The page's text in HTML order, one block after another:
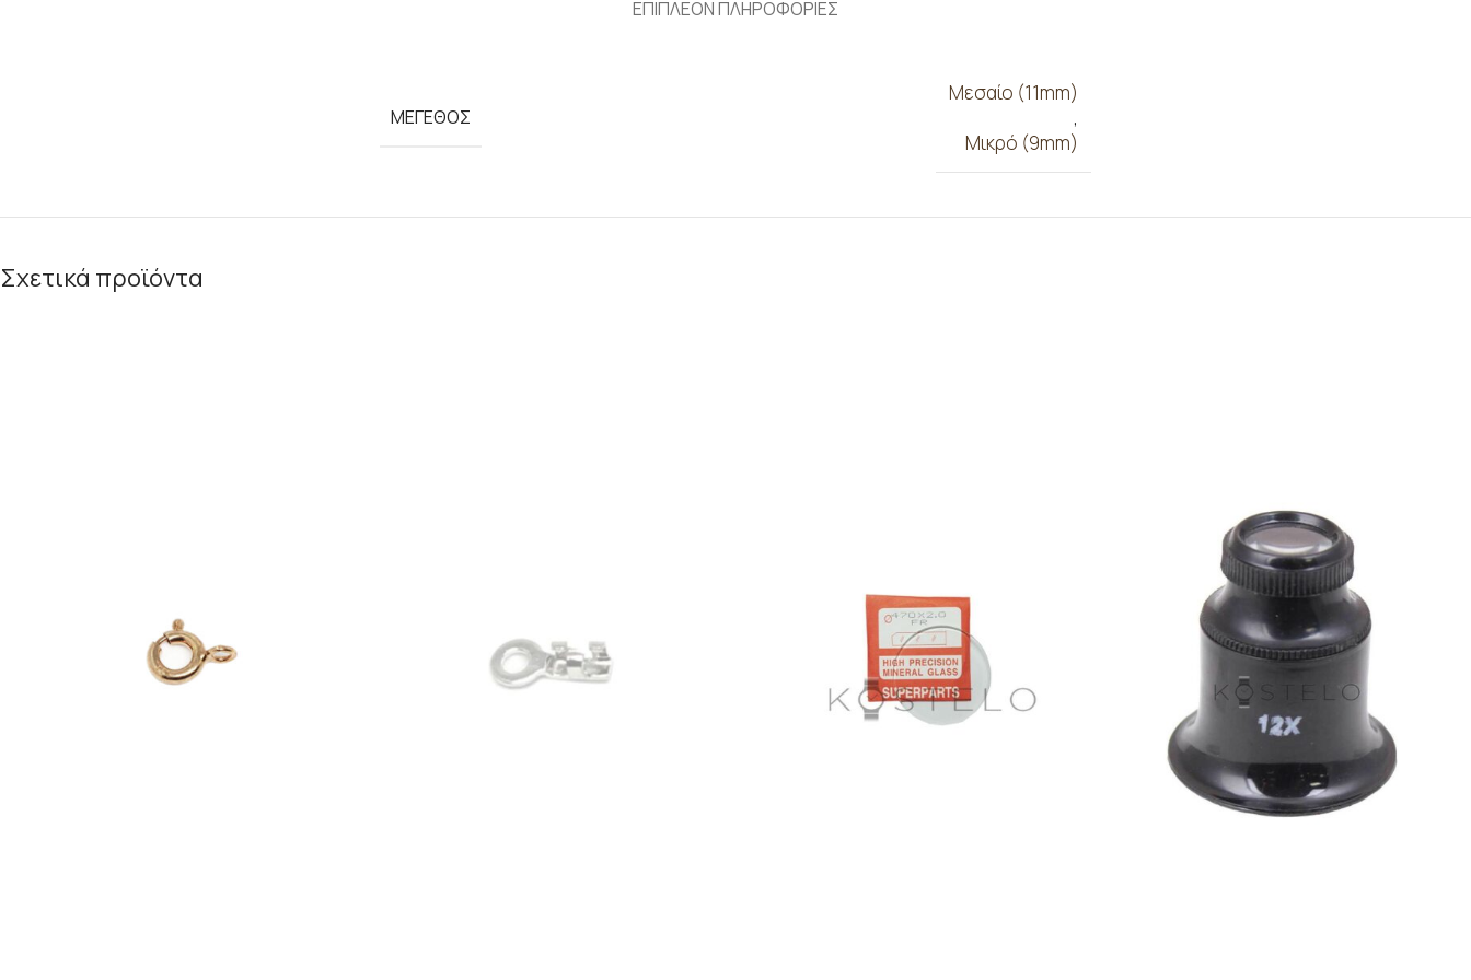
ΕΠΙΠΛΕΟΝ ΠΛΗΡΟΦΟΡΙΕΣ
ΜΕΓΕΘΟΣ
Μεσαίο (11mm)
,
Μικρό (9mm)
Σχετικά προϊόντα